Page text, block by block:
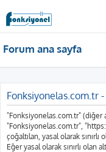
Forum ana sayfa
Fonksiyonelas.com.tr -
"Fonksiyonelas.com.tr" (diğer
"Fonksiyonelas.com.tr",
çoğaltılan, yasal olarak sınırlı
Eğer yasal olarak sınırlı olan